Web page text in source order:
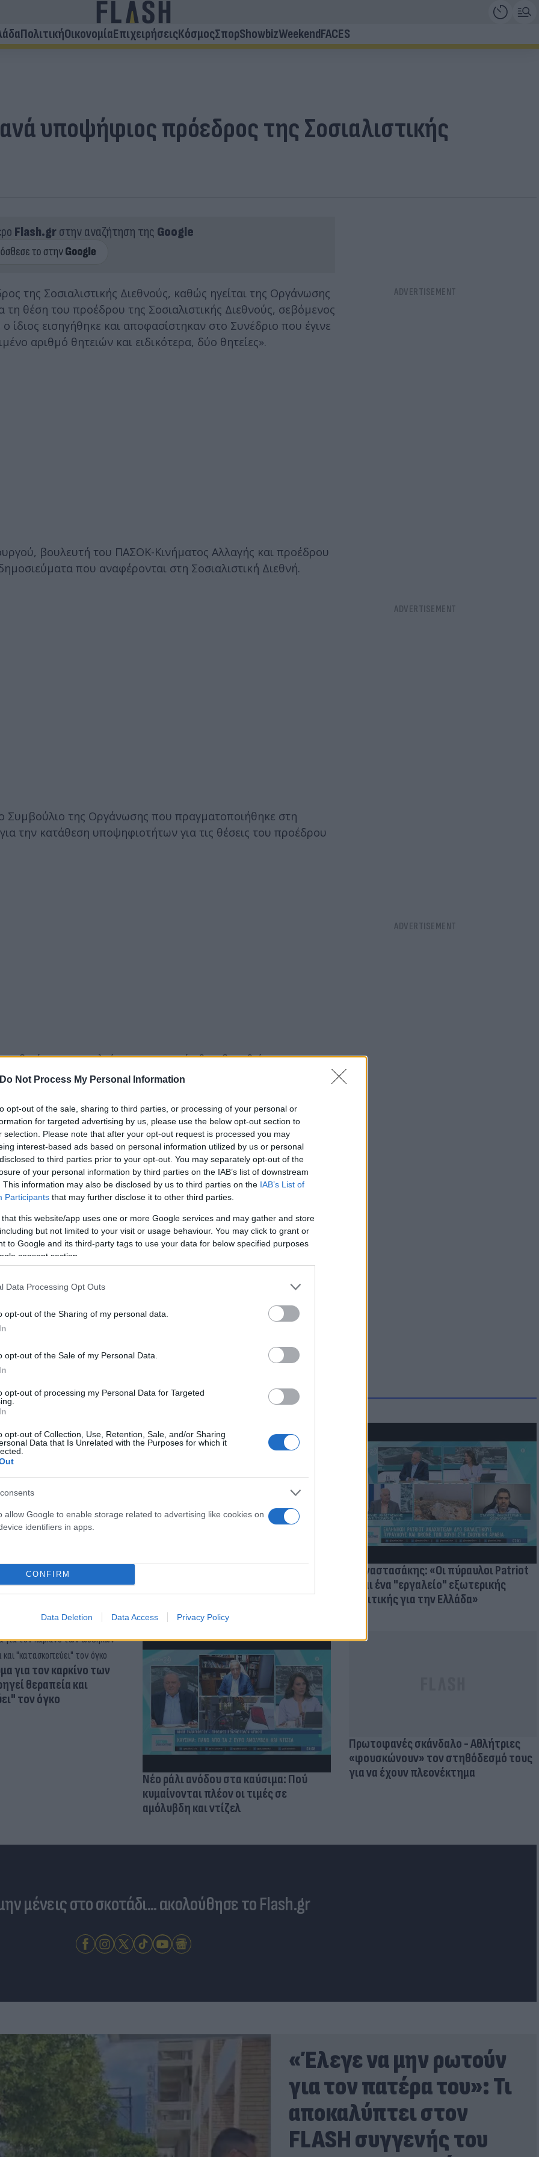
Do Not Process My Personal Information
opt-out of the sale, sharing to third parties, or processing of your personal or
for targeted advertising by us, please use the below opt-out section to
selection. Please note that after your opt-out request is processed you may
interest-based ads based on personal information utilized by us or personal
to third parties prior to your opt-out. You may separately opt-out of the
of your personal information by third parties on the IAB’s list of downstream
This information may also be disclosed by us to third parties on the IAB’s List of
Participants that may further disclose it to other third parties.
that this website/app uses one or more Google services and may gather and store
but not limited to your visit or usage behaviour. You may click to grant or
to Google and its third-party tags to use your data for below specified purposes
consent section.
Data Processing Opt Outs
opt-out of the Sharing of my personal data.
opt-out of the Sale of my Personal Data.
opt-out of processing my Personal Data for Targeted
opt-out of Collection, Use, Retention, Sale, and/or Sharing
Data that Is Unrelated with the Purposes for which it
allow Google to enable storage related to advertising like cookies on
identifiers in apps.
CONFIRM
Data Deletion Data Access Privacy Policy
ΠολιτικήΟικονομίαΕπιχειρήσειςΚόσμοςΣπορShowbizWeekendFACES
υποψήφιος πρόεδρος της Σοσιαλιστικής
Flash.grστην αναζήτηση της Google
της Σοσιαλιστικής Διεθνούς, καθώς ηγείται της Οργάνωσης
θέση του προέδρου της Σοσιαλιστικής Διεθνούς, σεβόμενος
ίδιος εισηγήθηκε και αποφασίστηκαν στο Συνέδριο που έγινε
αριθμό θητειών και ειδικότερα, δύο θητείες».
βουλευτή του ΠΑΣΟΚ-Κινήματος Αλλαγής και προέδρου
που αναφέρονται στη Σοσιαλιστική Διεθνή.
Συμβούλιο της Οργάνωσης που πραγματοποιήθηκε στη
την κατάθεση υποψηφιοτήτων για τις θέσεις του προέδρου
για το πλαίσιο με το οποίο θα οδηγηθεί η
από μείζονες προκλήσεις σε όλα τα επίπεδα και καθιστά
και αξίες» αναφέρεται σε σχετική ανακοίνωση.
Flash.grστην αναζήτηση τηςGoogle
για Κωνσταντέλια
Καλοκαιρινές διακοπές: Γιατί ο
ελεύθερος χρόνος είναι απαραίτητος
για την ψυχική υγεία των παιδιών
Γ. Αναστασάκης: «Οι πύραυλοι Patriot
είναι ένα "εργαλείο" εξωτερικής
πολιτικής για την Ελλάδα»
για τον καρκίνο των
θεραπεία και
τον όγκο
Νέο ράλι ανόδου στα καύσιμα: Πού
κυμαίνονται πλέον οι τιμές σε
αμόλυβδη και ντίζελ
Πρωτοφανές σκάνδαλο - Aθλήτριες
«φουσκώνουν» τον στηθόδεσμό τους
για να έχουν πλεονέκτημα
μένεις στο σκοτάδι... ακολούθησε το Flash.gr
«Έλεγε να μην ρωτούν
για τον πατέρα του»: Τι
αποκαλύπτει στον
FLASH συγγενής του